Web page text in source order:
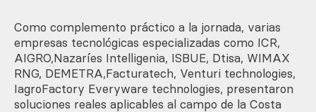
Como complemento práctico a la jornada, varias
empresas tecnológicas especializadas como ICR,
AIGRO,Nazaríes Intelligenia, ISBUE, Dtisa, WIMAX
RNG, DEMETRA,Facturatech, Venturi technologies,
IagroFactory Everyware technologies, presentaron
soluciones reales aplicables al campo de la Costa